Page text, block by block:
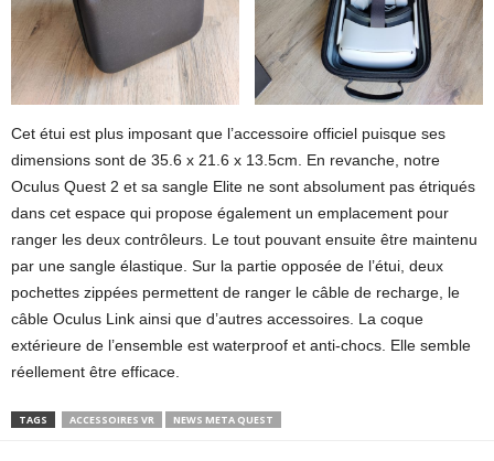
Cet étui est plus imposant que l’accessoire officiel puisque ses
dimensions sont de 35.6 x 21.6 x 13.5cm. En revanche, notre
Oculus Quest 2 et sa sangle Elite ne sont absolument pas étriqués
dans cet espace qui propose également un emplacement pour
ranger les deux contrôleurs. Le tout pouvant ensuite être maintenu
par une sangle élastique. Sur la partie opposée de l’étui, deux
pochettes zippées permettent de ranger le câble de recharge, le
câble Oculus Link ainsi que d’autres accessoires. La coque
extérieure de l’ensemble est waterproof et anti-chocs. Elle semble
réellement être efficace.
TAGS ACCESSOIRES VR NEWS META QUEST